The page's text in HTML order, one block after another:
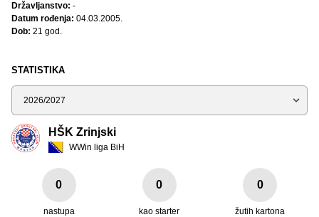
STATISTIKA
Sezona
HŠK Zrinjski
WWin liga BiH
0
nastupa
0
kao starter
0
žutih kartona
Državljanstvo: -
Datum rođenja: 04.03.2005.
Dob: 21 god.